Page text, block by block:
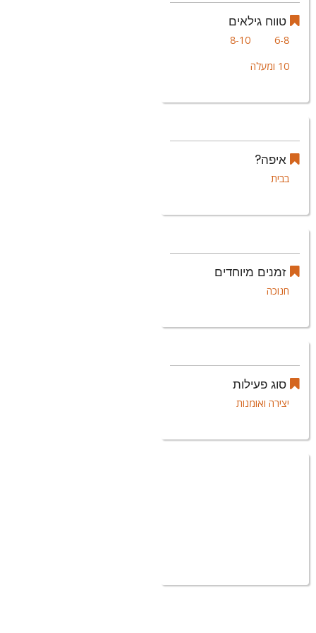
טווח גילאים
6-8
8-10
10 ומעלה
איפה?
בבית
זמנים מיוחדים
חנוכה
סוג פעילות
יצירה ואומנות